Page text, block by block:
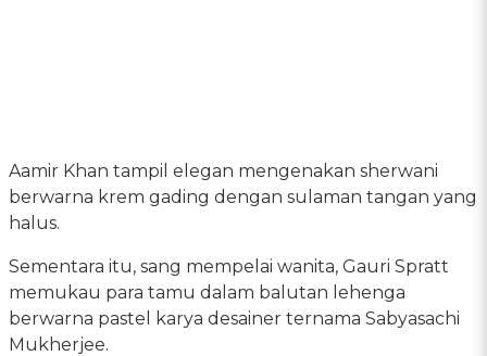
Aamir Khan tampil elegan mengenakan sherwani
berwarna krem gading dengan sulaman tangan yang
halus.
Sementara itu, sang mempelai wanita, Gauri Spratt
memukau para tamu dalam balutan lehenga
berwarna pastel karya desainer ternama Sabyasachi
Mukherjee.